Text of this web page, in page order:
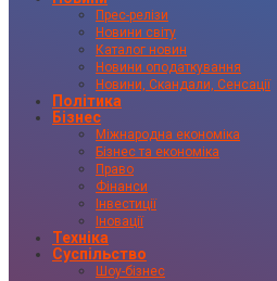
Прес-релізи
Новини світу
Каталог новин
Новини оподаткування
Новини, Скандали, Сенсації
Політика
Бізнес
Міжнародна економіка
Бізнес та економіка
Право
Фінанси
Інвестиції
Іновації
Техніка
Суспільство
Шоу-бізнес